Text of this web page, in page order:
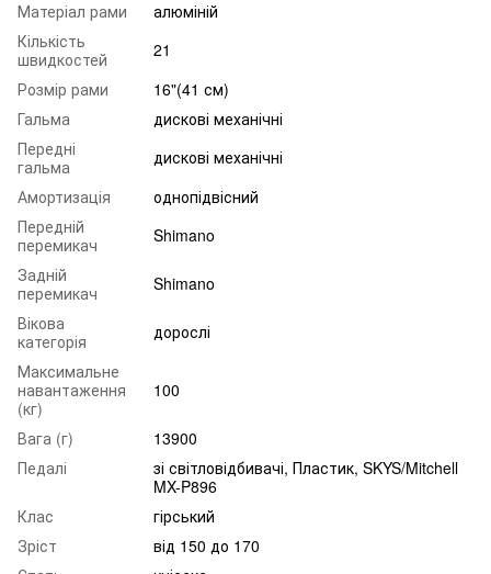
Матеріал рами
алюміній
Кількість
швидкостей
21
Розмір рами
16"(41 см)
Гальма
дискові механічні
Передні
гальма
дискові механічні
Амортизація
однопідвісний
Передній
перемикач
Shimano
Задній
перемикач
Shimano
Вікова
категорія
дорослі
Максимальне
навантаження
(кг)
100
Вага (г)
13900
Педалі
зі світловідбивачі, Пластик, SKYS/Mitchell
MX-P896
Клас
гірський
Зріст
від 150 до 170